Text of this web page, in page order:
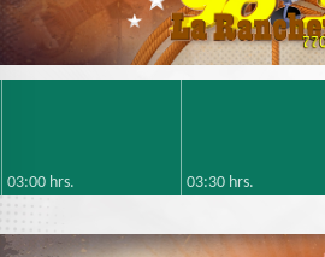
03:00 hrs. 03:30 hrs.
Candela 95.1 FM
KeBuena 94.3 FM
Candela 91.1 FM y 1130 AM